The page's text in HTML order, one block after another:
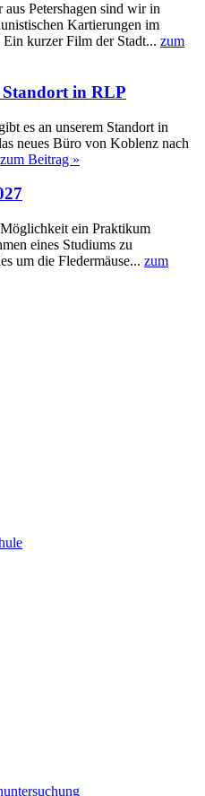
Petershagen sind wir in
Kartierungen im
kurzer Film der Stadt... zum
Standort in RLP
es an unserem Standort in
neues Büro von Koblenz nach
zum Beitrag »
ein Praktikum
eines Studiums zu
um die Fledermäuse... zum